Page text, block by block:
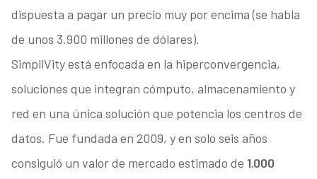
dispuesta a pagar un precio muy por encima (se habla
de unos 3.900 millones de dólares).
SimpliVity está enfocada en la hiperconvergencia,
soluciones que integran cómputo, almacenamiento y
red en una única solución que potencia los centros de
datos. Fue fundada en 2009, y en solo seis años
consiguió un valor de mercado estimado de 1.000